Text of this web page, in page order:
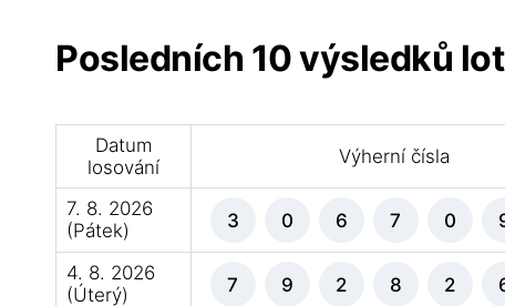
Posledních 10 výsledků
Datum
losování
Výherní čísla
7. 8. 2026
(Pátek)
3 0 6 7 0
4. 8. 2026
(Úterý)
7 9 2 8 2